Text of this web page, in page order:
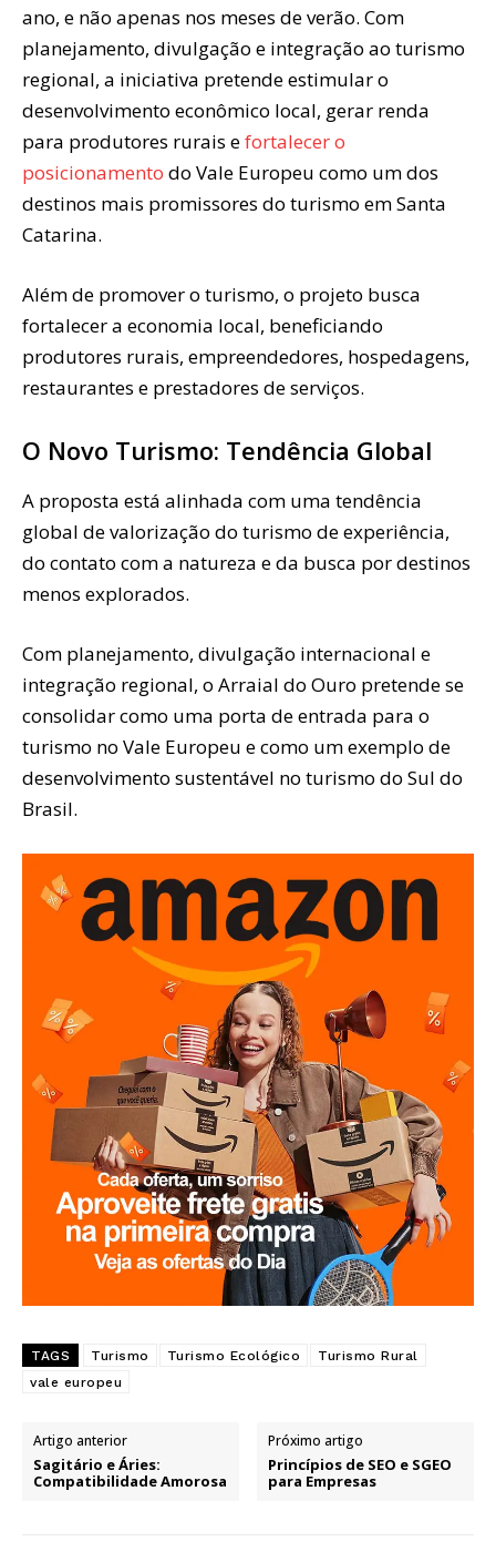
ano, e não apenas nos meses de verão. Com
planejamento, divulgação e integração ao turismo
regional, a iniciativa pretende estimular o
desenvolvimento econômico local, gerar renda
para produtores rurais efortalecer o
posicionamento do Vale Europeu como um dos
destinos mais promissores do turismo em Santa
Catarina.
Além de promover o turismo, o projeto busca
fortalecer a economia local, beneficiando
produtores rurais, empreendedores, hospedagens,
restaurantes e prestadores de serviços.
O Novo Turismo: Tendência Global
A proposta está alinhada com uma tendência
global de valorização do turismo de experiência,
do contato com a natureza e da busca por destinos
menos explorados.
Com planejamento, divulgação internacional e
integração regional, o Arraial do Ouro pretende se
consolidar como uma porta de entrada para o
turismo no Vale Europeu e como um exemplo de
desenvolvimento sustentável no turismo do Sul do
Brasil.
TAGS Turismo Turismo Ecológico
Turismo Rural
vale europeu
Artigo anterior
Sagitário e Áries:
Compatibilidade Amorosa
Próximo artigo
Princípios de SEO e SGEO
para Empresas